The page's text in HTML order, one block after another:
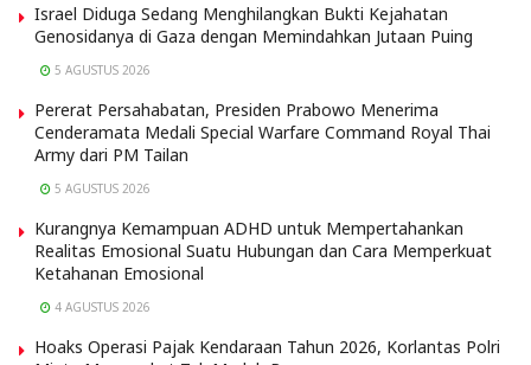
Israel Diduga Sedang Menghilangkan Bukti Kejahatan
Genosidanya di Gaza dengan Memindahkan Jutaan Puing
5 AGUSTUS 2026
Pererat Persahabatan, Presiden Prabowo Menerima
Cenderamata Medali Special Warfare Command Royal Thai
Army dari PM Tailan
5 AGUSTUS 2026
Kurangnya Kemampuan ADHD untuk Mempertahankan
Realitas Emosional Suatu Hubungan dan Cara Memperkuat
Ketahanan Emosional
4 AGUSTUS 2026
Hoaks Operasi Pajak Kendaraan Tahun 2026, Korlantas Polri